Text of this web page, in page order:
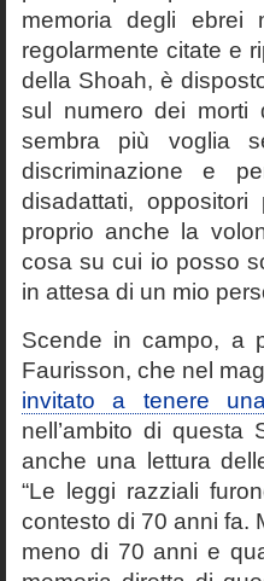
memoria degli ebrei
regolarmente citate e
della Shoah, è
sul numero dei morti
sembra più voglia
discriminazione e
disadattati,
proprio anche la
cosa su cui io posso
in attesa di un mio
Scende in campo, a
Faurisson, che nel
invitato a tenere
nell’ambito di questa
anche una lettura
“Le leggi razziali
contesto di 70 anni fa.
meno di 70 anni e